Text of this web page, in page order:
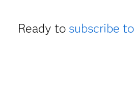
Ready to subscribe